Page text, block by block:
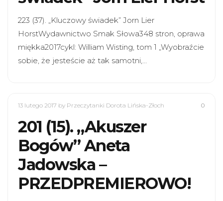
223 (37). „Kluczowy świadek” Jorn Lier
HorstWydawnictwo Smak Słowa348 stron, oprawa
miękka2017cykl: William Wisting, tom 1 „Wyobraźcie
sobie, że jesteście aż tak samotni,…
13 lutego 2017 by Przeczytanki Dorota Lińska-Złoch 0
201 (15). „Akuszer
Bogów” Aneta
Jadowska –
PRZEDPREMIEROWO!